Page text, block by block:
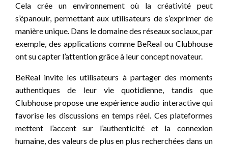
Cela crée un environnement où la créativité peut
s’épanouir, permettant aux utilisateurs de s’exprimer de
manière unique. Dans le domaine des réseaux sociaux, par
exemple, des applications comme BeReal ou Clubhouse
ont su capter l’attention grâce à leur concept novateur.
BeReal invite les utilisateurs à partager des moments
authentiques de leur vie quotidienne, tandis que
Clubhouse propose une expérience audio interactive qui
favorise les discussions en temps réel. Ces plateformes
mettent l’accent sur l’authenticité et la connexion
humaine, des valeurs de plus en plus recherchées dans un